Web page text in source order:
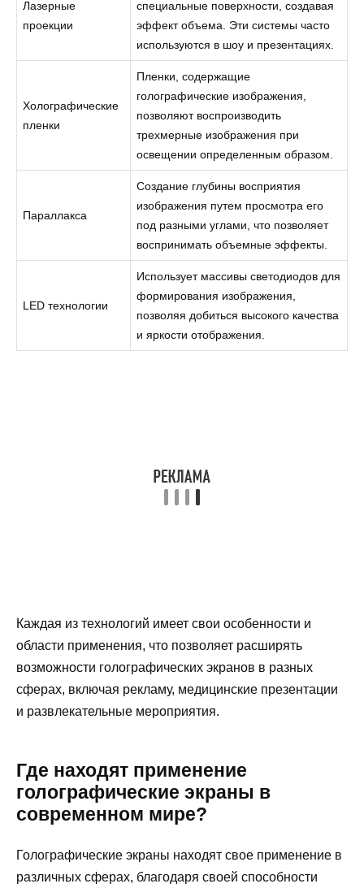
Лазерные
проекции
специальные поверхности, создавая
эффект объема. Эти системы часто
используются в шоу и презентациях.
Холографические
пленки
Пленки, содержащие
голографические изображения,
позволяют воспроизводить
трехмерные изображения при
освещении определенным образом.
Параллакса
Создание глубины восприятия
изображения путем просмотра его
под разными углами, что позволяет
воспринимать объемные эффекты.
LED технологии
Использует массивы светодиодов для
формирования изображения,
позволяя добиться высокого качества
и яркости отображения.
Каждая из технологий имеет свои особенности и
области применения, что позволяет расширять
возможности голографических экранов в разных
сферах, включая рекламу, медицинские презентации
и развлекательные мероприятия.
Где находят применение
голографические экраны в
современном мире?
Голографические экраны находят свое применение в
различных сферах, благодаря своей способности